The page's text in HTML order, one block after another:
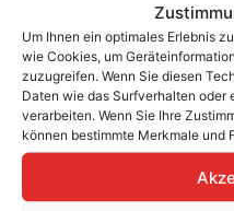
Um Ihnen ein optimales Erlebnis
wie Cookies, um
zuzugreifen. Wenn Sie diesen
Daten wie das Surfverhalten oder
verarbeiten. Wenn Sie Ihre
können bestimmte Merkmale und
Das
mit einem GAK am Dach,
idealerweise einem E-
ist der rote Not-Aus
Anlage ab. Die
Anlage gerade in Betrieb
detaillierte
Downloads.